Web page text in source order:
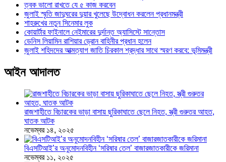
ত্বক ভালো রাখতে যে ৫ কাজ করবেন
জুলাই স্মৃতি জাদুঘরের দুয়ার খুলেছে উদ্বোধন করলেন প্রধানমন্ত্রী
শাহরুখের নতুন সিনেমার লুক
কোয়ার্টার ফাইনালে নেইমারের দুর্দান্ত অ্যাসিস্টে সান্তোস
ডেনিস লিয়ামিন রাশিয়ার ড্রোন বাহিনীর প্রধান হলেন
জুলাই শহিদদের আত্মত্যাগ জাতি চিরকাল শ্রদ্ধার সাথে স্মরণ করবে: ভূমিমন্ত্রী
আইন আদালত
রাজশাহীতে বিচারকের ভাড়া বাসায় ছুরিকাঘাতে ছেলে নিহত, স্ত্রী গুরুতর আহত,
ঘাতক আটক
নভেম্বর ১৪, ২০২৫
বিএসটিআই’র অনুমোদনবিহীন ‘সরিষার তেল’ বাজারজাতকারীকে জরিমানা
নভেম্বর ১১, ২০২৫